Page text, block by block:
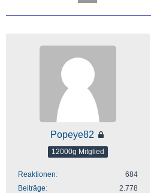
Popeye82
12000g Mitglied
Reaktionen
684
Beiträge
2.778